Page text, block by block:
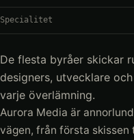
Specialitet
De flesta byråer skickar
designers, utvecklare
varje överlämning.
Aurora Media är
vägen, från första